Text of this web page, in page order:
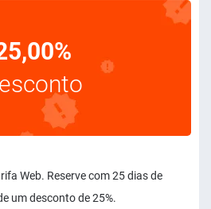
Web. Reserve com 25 dias de
um desconto de 25%.